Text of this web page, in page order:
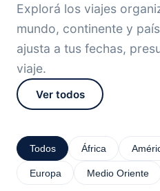
Explorá los viajes
mundo, continente y
ajusta a tus fechas,
viaje.
Ver todos
Todos África
Europa Medio Oriente